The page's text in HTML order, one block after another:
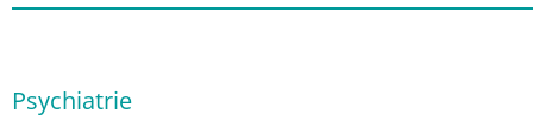
Psychiatrie